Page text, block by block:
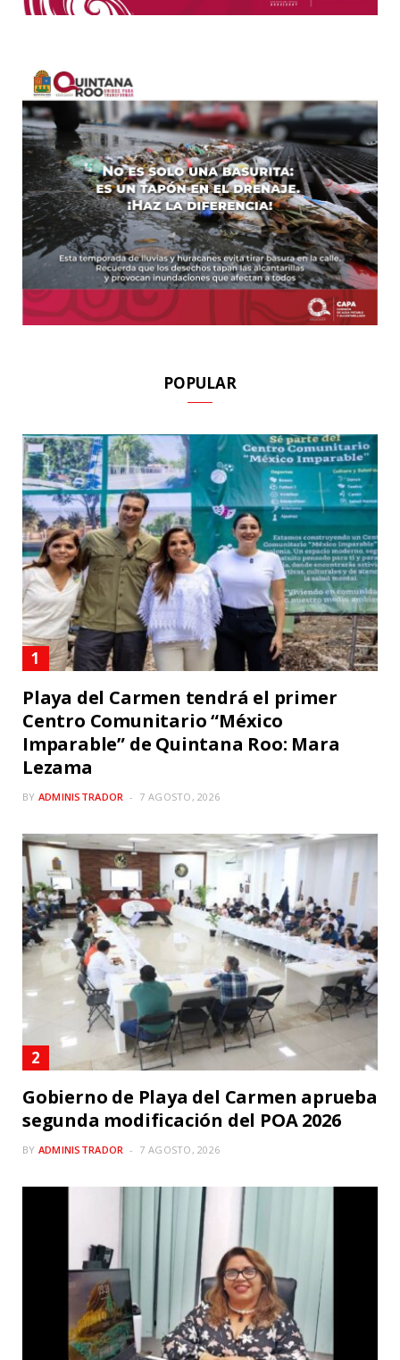
POPULAR
Playa del Carmen tendrá el primer
Centro Comunitario “México
Imparable” de Quintana Roo: Mara
Lezama
BY ADMINISTRADOR 7 AGOSTO, 2026
Gobierno de Playa del Carmen aprueba
segunda modificación del POA 2026
BY ADMINISTRADOR 7 AGOSTO, 2026